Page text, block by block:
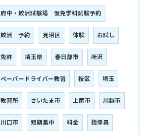
府中・鮫洲試験場 仮免学科試験予約
鮫洲 予約 見沼区 体験 お試し
免許 埼玉県 春日部市 所沢
ペーパードライバー教習 桜区 埼玉
教習所 さいたま市 上尾市 川越市
川口市 短期集中 料金 指導員